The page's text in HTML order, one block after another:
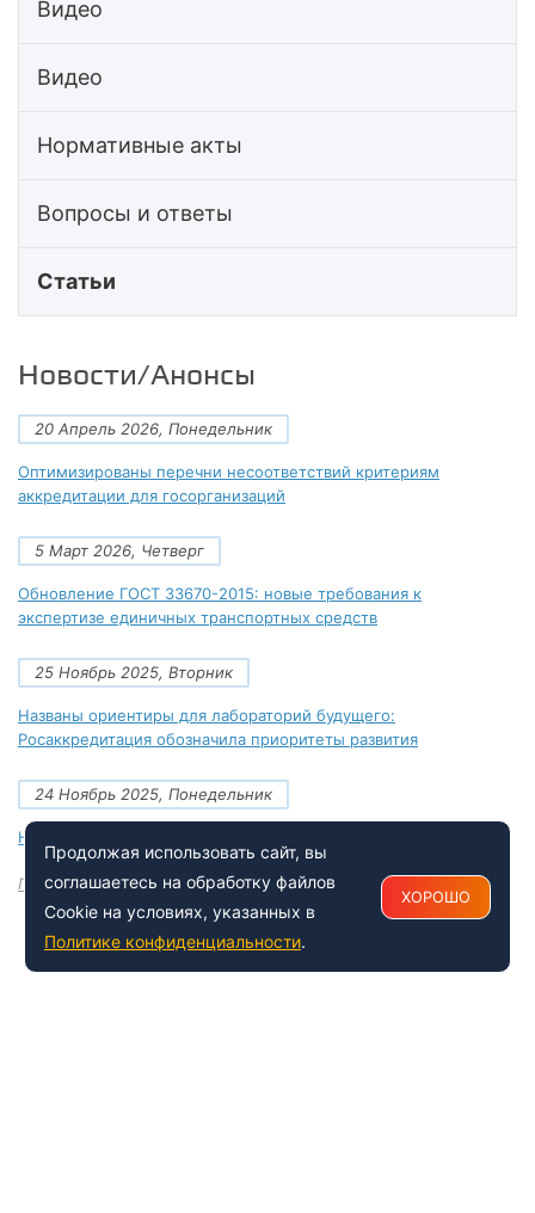
Видео
Видео
Нормативные акты
Вопросы и ответы
Статьи
Новости/Анонсы
20 Апрель 2026, Понедельник
Оптимизированы перечни несоответствий критериям
аккредитации для госорганизаций
5 Март 2026, Четверг
Обновление ГОСТ 33670-2015: новые требования к
экспертизе единичных транспортных средств
25 Ноябрь 2025, Вторник
Названы ориентиры для лабораторий будущего:
Росаккредитация обозначила приоритеты развития
24 Ноябрь 2025, Понедельник
Новые документы Росаккредитации на ноябрь 2025 года
Посмотреть все
Продолжая использовать сайт, вы
соглашаетесь на обработку файлов
Cookie на условиях, указанных в
Политике конфиденциальности.
ХОРОШО